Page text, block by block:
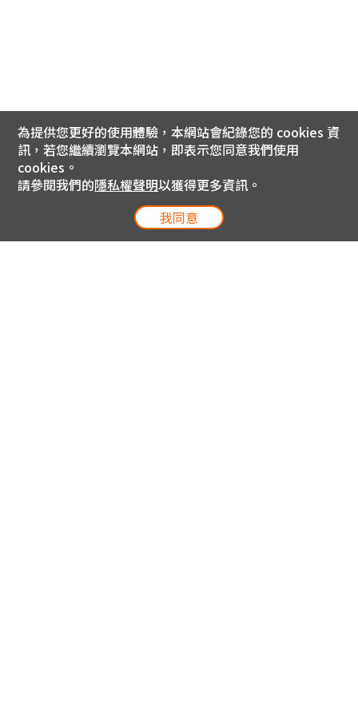
為提供您更好的使用體驗，本網站會紀錄您的 cookies 資
訊，若您繼續瀏覽本網站，即表示您同意我們使用
cookies。
請參閱我們的隱私權聲明以獲得更多資訊。
我同意